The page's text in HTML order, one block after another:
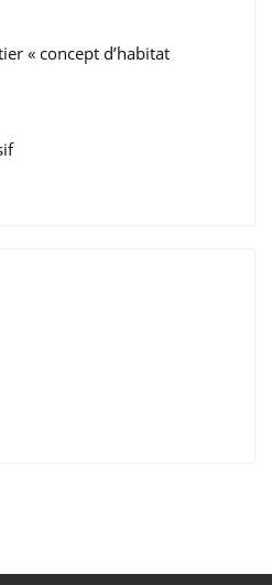
« concept d’habitat